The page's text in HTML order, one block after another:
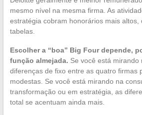
mesmo nível na mesma firma. As
estratégia cobram honorários mais altos,
tabelas.
Escolher a “boa” Big Four depende,
função almejada. Se você está
diferenças de fixo entre as quatro firmas
modestas. Se você está mirando na
transformação ou em estratégia, as
total se acentuam ainda mais.